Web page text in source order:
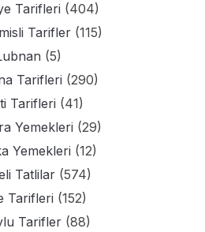
Tarifleri (404)
Tarifler(115)
(5)
Tarifleri (290)
Tarifleri (41)
Yemekleri (29)
Yemekleri (12)
Tatlilar (574)
Tarifleri (152)
Tarifler (88)